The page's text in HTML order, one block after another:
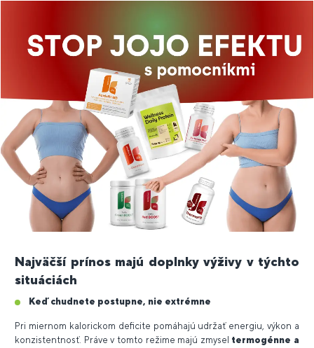
Najväčší prínos majú doplnky výživy v týchto
situáciách
Keď chudnete postupne, nie extrémne
Pri miernom kalorickom deficite pomáhajú udržať energiu, výkon a
konzistentnosť. Práve v tomto režime majú zmysel termogénne a